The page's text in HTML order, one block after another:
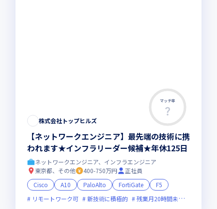
マッチ率
株式会社トップヒルズ
【ネットワークエンジニア】最先端の技術に携
われます★インフラリーダー候補★年休125日
ネットワークエンジニア、インフラエンジニア
東京都、その他
400-750万円
正社員
Cisco
A10 PaloAlto FortiGate
F5
リモートワーク可
新技術に積極的 残業月20時間未満